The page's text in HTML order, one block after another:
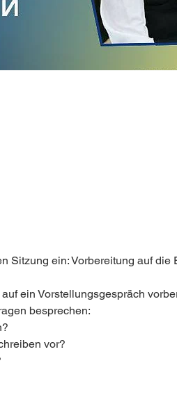
Sitzung ein: Vorbereitung auf die
ein Vorstellungsgespräch
besprechen:
vor?